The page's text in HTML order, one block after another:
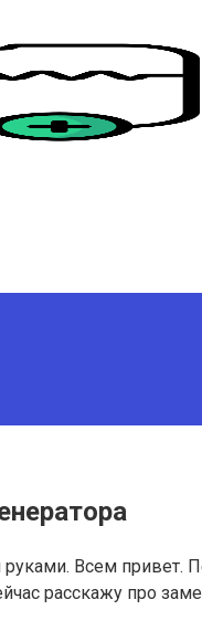
Всем привет.
расскажу про